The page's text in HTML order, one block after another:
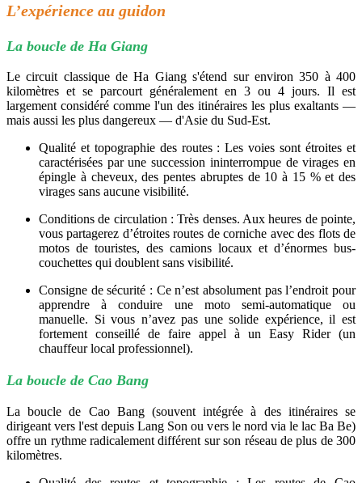
L’expérience au guidon
La boucle de Ha Giang
Le circuit classique de Ha Giang s'étend sur environ 350 à 400
kilomètres et se parcourt généralement en 3 ou 4 jours. Il est
largement considéré comme l'un des itinéraires les plus exaltants —
mais aussi les plus dangereux — d'Asie du Sud-Est.
Qualité et topographie des routes : Les voies sont étroites et
caractérisées par une succession ininterrompue de virages en
épingle à cheveux, des pentes abruptes de 10 à 15 % et des
virages sans aucune visibilité.
Conditions de circulation : Très denses. Aux heures de pointe,
vous partagerez d’étroites routes de corniche avec des flots de
motos de touristes, des camions locaux et d’énormes bus-
couchettes qui doublent sans visibilité.
Consigne de sécurité : Ce n’est absolument pas l’endroit pour
apprendre à conduire une moto semi-automatique ou
manuelle. Si vous n’avez pas une solide expérience, il est
fortement conseillé de faire appel à un Easy Rider (un
chauffeur local professionnel).
La boucle de Cao Bang
La boucle de Cao Bang (souvent intégrée à des itinéraires se
dirigeant vers l'est depuis Lang Son ou vers le nord via le lac Ba Be)
offre un rythme radicalement différent sur son réseau de plus de 300
kilomètres.